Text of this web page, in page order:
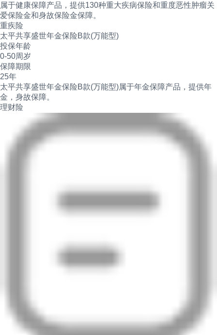
属于健康保障产品，提供130种重大疾病保险和重度恶性肿瘤关
爱保险金和身故保险金保障。
重疾险
太平共享盛世年金保险B款(万能型)
投保年龄
0-50周岁
保障期限
25年
太平共享盛世年金保险B款(万能型)属于年金保障产品，提供年
金，身故保障。
理财险